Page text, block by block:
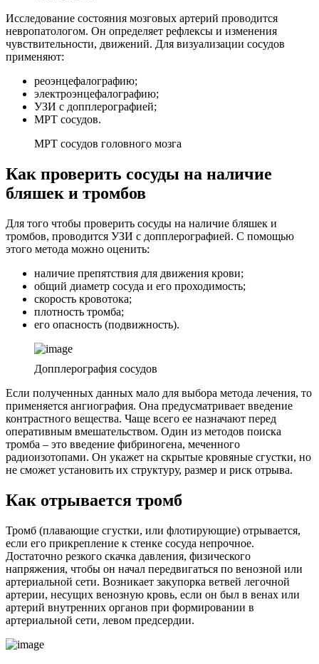
Исследование состояния мозговых артерий проводится
невропатологом. Он определяет рефлексы и изменения
чувствительности, движений. Для визуализации сосудов
применяют:
реоэнцефалографию;
электроэнцефалографию;
УЗИ с допплерографией;
МРТ сосудов.
МРТ сосудов головного мозга
Как проверить сосуды на наличие
бляшек и тромбов
Для того чтобы проверить сосуды на наличие бляшек и
тромбов, проводится УЗИ с допплерографией. С помощью
этого метода можно оценить:
наличие препятствия для движения крови;
общий диаметр сосуда и его проходимость;
скорость кровотока;
плотность тромба;
его опасность (подвижность).
Допплерография сосудов
Если полученных данных мало для выбора метода лечения, то
применяется ангиография. Она предусматривает введение
контрастного вещества. Чаще всего ее назначают перед
оперативным вмешательством. Один из методов поиска
тромба – это введение фибриногена, меченного
радиоизотопами. Он укажет на скрытые кровяные сгустки, но
не сможет установить их структуру, размер и риск отрыва.
Как отрывается тромб
Тромб (плавающие сгустки, или флотирующие) отрывается,
если его прикрепление к стенке сосуда непрочное.
Достаточно резкого скачка давления, физического
напряжения, чтобы он начал передвигаться по венозной или
артериальной сети. Возникает закупорка ветвей легочной
артерии, несущих венозную кровь, если он был в венах или
артерий внутренних органов при формировании в
артериальной сети, левом предсердии.